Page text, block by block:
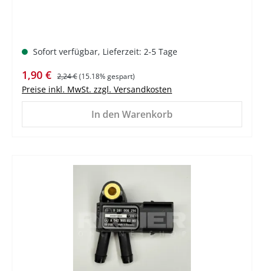
Sofort verfügbar, Lieferzeit: 2-5 Tage
Verkaufspreis:
1,90 € Regulärer Preis:
2,24 €(15.18% gespart)
Preise inkl. MwSt. zzgl. Versandkosten
In den Warenkorb